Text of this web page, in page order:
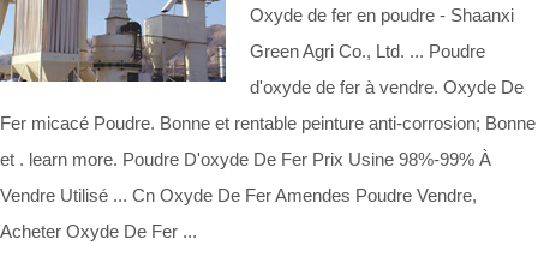
Oxyde de fer en poudre - Shaanxi
Green Agri Co., Ltd. ... Poudre
d'oxyde de fer à vendre. Oxyde De
Fer micacé Poudre. Bonne et rentable peinture anti-corrosion; Bonne
et . learn more. Poudre D'oxyde De Fer Prix Usine 98%-99% À
Vendre Utilisé ... Cn Oxyde De Fer Amendes Poudre Vendre,
Acheter Oxyde De Fer ...